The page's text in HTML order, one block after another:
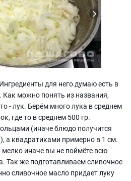
для него думаю есть в
можно понять из названия,
- лук. Берём много лука в среднем
где то в среднем 500 гр.
(иначе блюдо получится
а квадратиками примерно в 1 см.
иначе вы не поймёте всю
Так же подготавливаем сливочное
сливочное масло придает луку